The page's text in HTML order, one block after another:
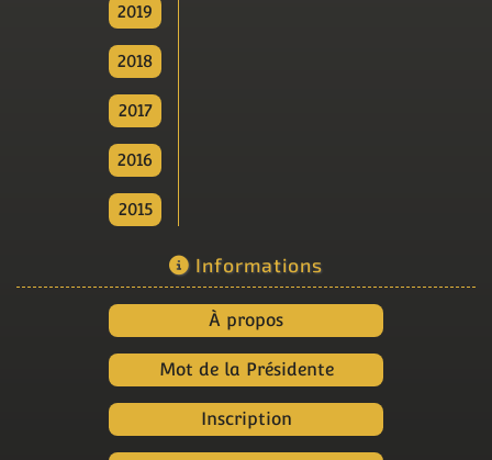
2019
2018
2017
2016
2015
Informations
À propos
Mot de la Présidente
Inscription